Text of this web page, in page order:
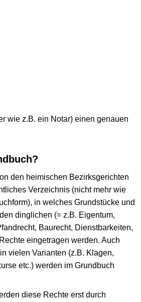
wie z.B. ein Notar) einen genauen
den heimischen Bezirksgerichten
Verzeichnis (nicht mehr wie
in welches Grundstücke und
dinglichen (= z.B. Eigentum,
Baurecht, Dienstbarkeiten,
eingetragen werden. Auch
vielen Varianten (z.B. Klagen,
etc.) werden im Grundbuch
diese Rechte erst durch